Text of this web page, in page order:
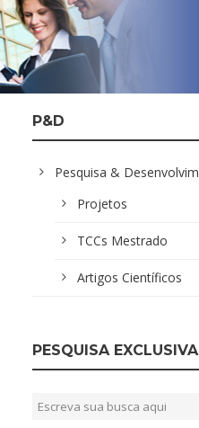
P&D
Pesquisa &
Projetos
TCCs Mestrado
Artigos Científicos
PESQUISA